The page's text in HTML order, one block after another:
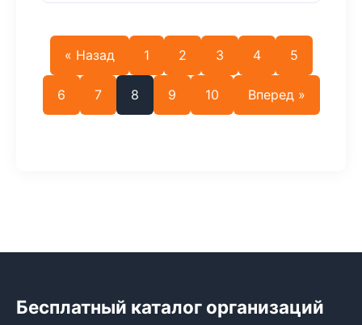
« Назад 1 2 3 4 5
6 7 8 9 10 Вперед »
Бесплатный каталог организаций